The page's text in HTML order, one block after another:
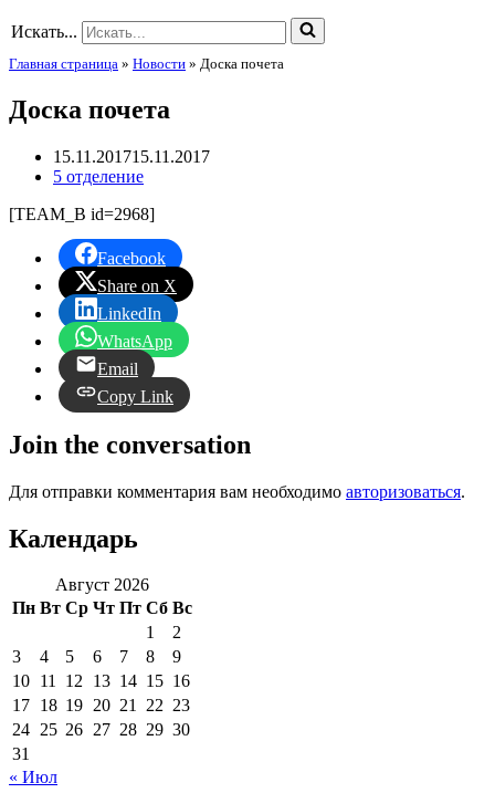
Искать...
Главная страница » Новости » Доска почета
Доска почета
15.11.201715.11.2017
5 отделение
[TEAM_B id=2968]
Facebook
Share on X
LinkedIn
WhatsApp
Email
Copy Link
Join the conversation
Для отправки комментария вам необходимо авторизоваться.
Календарь
Август 2026
Пн Вт Ср Чт Пт Сб Вс
1
2
3
4 5 6 7 8
9
10 11 12 13 14 15 16
17 18 19 20 21 22 23
24 25 26 27 28 29 30
31
« Июл